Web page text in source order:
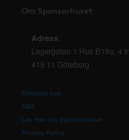
Om Sponsorhuset
Adress:
Lagergatan 1 Hus B19a, 4 tr
415 11 Göteborg
Kontakta oss
FAQ
Läs mer om Sponsorhuset
Privacy Policy